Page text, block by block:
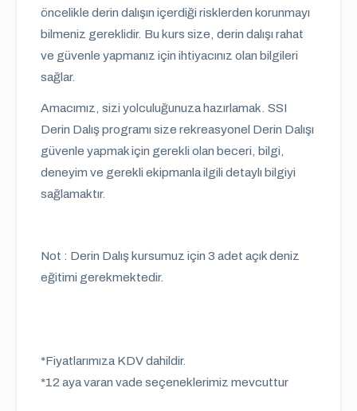
öncelikle derin dalışın içerdiği risklerden korunmayı
bilmeniz gereklidir. Bu kurs size, derin dalışı rahat
ve güvenle yapmanız için ihtiyacınız olan bilgileri
sağlar.
Amacımız, sizi yolculuğunuza hazırlamak. SSI
Derin Dalış programı size rekreasyonel Derin Dalışı
güvenle yapmak için gerekli olan beceri, bilgi,
deneyim ve gerekli ekipmanla ilgili detaylı bilgiyi
sağlamaktır.
Not : Derin Dalış kursumuz için 3 adet açık deniz
eğitimi gerekmektedir.
*Fiyatlarımıza KDV dahildir.
*12 aya varan vade seçeneklerimiz mevcuttur